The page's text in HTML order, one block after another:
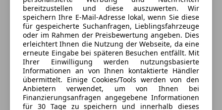
Zentralverriegelung mit Funkfernbedienung
Extras
Alufelgen
Innenspiegel automatisch abblendend
Schaltwippen
Sportpaket
Sportsitze
Sprachsteuerung
allgemeinen Identifizierung des Fahrzeugs und stellt
keinen Anspruch auf Vollständigkeit oder
Gewährleistung im kaufrechtlichen Sinn dar. Irrtümer,
Eingabefehler und Zwischenverkauf behalten wir uns
ausdrücklich vor! Bitte überprüfen Sie die
Ausstattung am Fahrzeug, die Angeben erheben
nicht den Anspruch auf Vollständigkeit und sind ohne
Gewähr.*
Kontakt
Wolfgang Linher
Alle Fahrzeuge des Anbieters
Anbieter kontaktieren
bereitzustellen und diese auszuwerten. Wir
speichern Ihre E-Mail-Adresse lokal, wenn Sie diese
für gespeicherte Suchanfragen, Lieblingsfahrzeuge
oder im Rahmen der Preisbewertung angeben. Dies
erleichtert Ihnen die Nutzung der Webseite, da eine
erneute Eingabe bei späteren Besuchen entfällt. Mit
Ihrer Einwilligung werden nutzungsbasierte
Informationen an von Ihnen kontaktierte Händler
übermittelt. Einige Cookies/Tools werden von den
Anbietern verwendet, um von Ihnen bei
Finanzierungsanfragen angegebene Informationen
für 30 Tage zu speichern und innerhalb dieses